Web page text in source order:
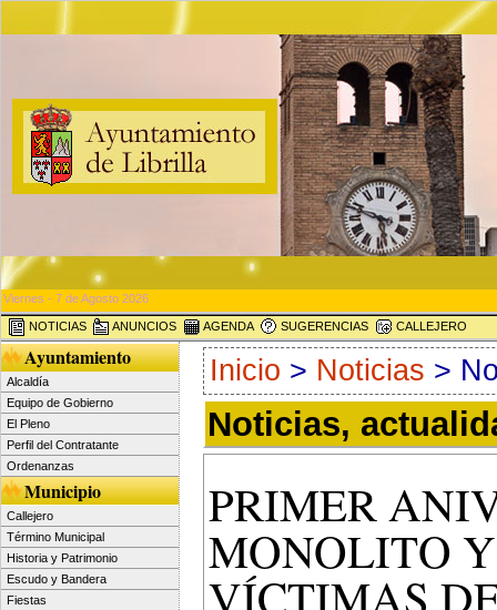
Viernes - 7 de Agosto 2026
NOTICIAS ANUNCIOS AGENDA SUGERENCIAS CALLEJERO
Ayuntamiento
Alcaldía
Equipo de Gobierno
El Pleno
Perfil del Contratante
Ordenanzas
Municipio
Callejero
Término Municipal
Historia y Patrimonio
Escudo y Bandera
Fiestas
Inicio > Noticias >
Noticias,
PRIMER
MONOLITO
VÍCTIMAS